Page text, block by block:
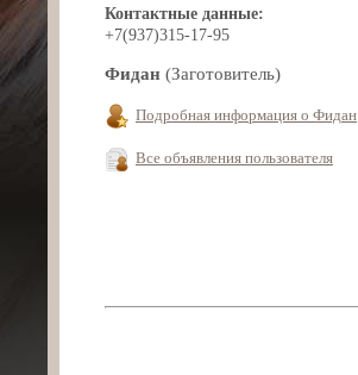
Контактные данные:
+7(937)315-17-95
Фидан (Заготовитель)
Подробная информация о Фидан
Все объявления пользователя